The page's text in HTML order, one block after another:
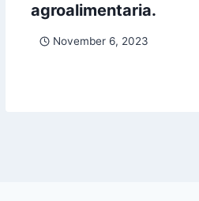
agroalimentaria.
November 6, 2023